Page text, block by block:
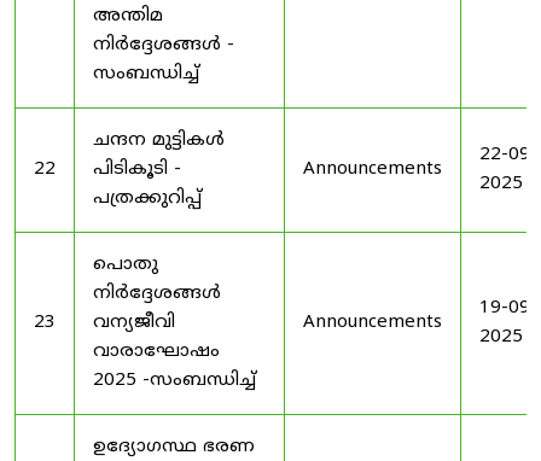
അന്തിമ
നിർദ്ദേശങ്ങൾ -
സംബന്ധിച്ച്
22
ചന്ദന മുട്ടികൾ
പിടികൂടി -
പത്രക്കുറിപ്പ്
Announcements
22-09-
2025
23
പൊതു
നിർദ്ദേശങ്ങൾ
വന്യജീവി
വാരാഘോഷം
2025 -സംബന്ധിച്ച്
Announcements
19-09-
2025
ഉദ്യോഗസ്ഥ ഭരണ